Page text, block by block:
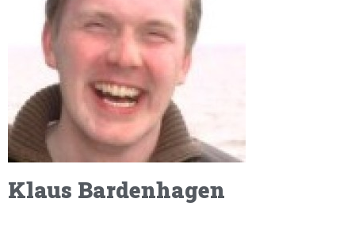
Klaus Bardenhagen